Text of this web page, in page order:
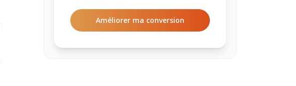
Améliorer ma conversion